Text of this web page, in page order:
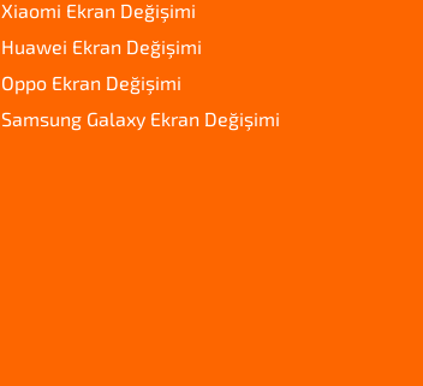
Xiaomi Ekran Değişimi
Huawei Ekran Değişimi
Oppo Ekran Değişimi
Samsung Galaxy Ekran Değişimi